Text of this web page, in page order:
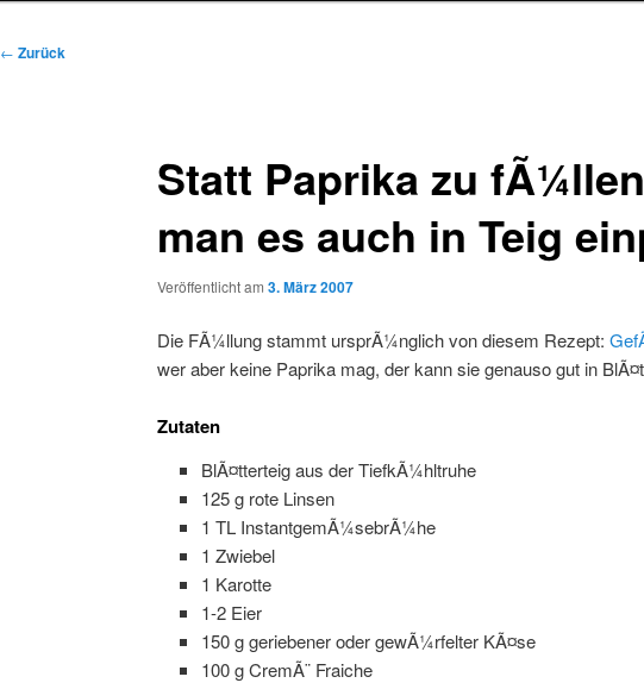
Beitragsnavigation
← Zurück
Statt Paprika zu
man es auch in Teig
Veröffentlicht am 3. März 2007
Die FÃ¼llung stammt ursprÃ¼nglich von diesem Rezept:
wer aber keine Paprika mag, der kann sie genauso gut in
Zutaten
BlÃ¤tterteig aus der TiefkÃ¼hltruhe
125 g rote Linsen
1 TL InstantgemÃ¼sebrÃ¼he
1 Zwiebel
1 Karotte
1-2 Eier
150 g geriebener oder gewÃ¼rfelter KÃ¤se
100 g CremÃ¨ Fraiche